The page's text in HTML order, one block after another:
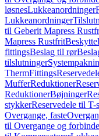
løsnesLukkeanordninger
Lukkeanordninger
til Geberit Mapress
Mapress Rustfrit
fittingsBeslag til rør
tilslutninger
ThermFittings
MufferReduktioner
ReduktionerBøjninger
stykkerReservedele til T-
Overgange, faste
til Overgange og